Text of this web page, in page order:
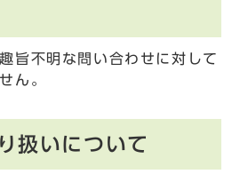
旨不明な問い合わせに対して
ん。
扱いについて